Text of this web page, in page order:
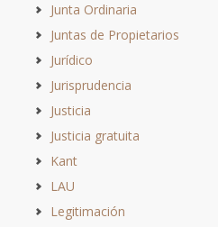
Junta Ordinaria
Juntas de Propietarios
Jurídico
Jurisprudencia
Justicia
Justicia gratuita
Kant
LAU
Legitimación